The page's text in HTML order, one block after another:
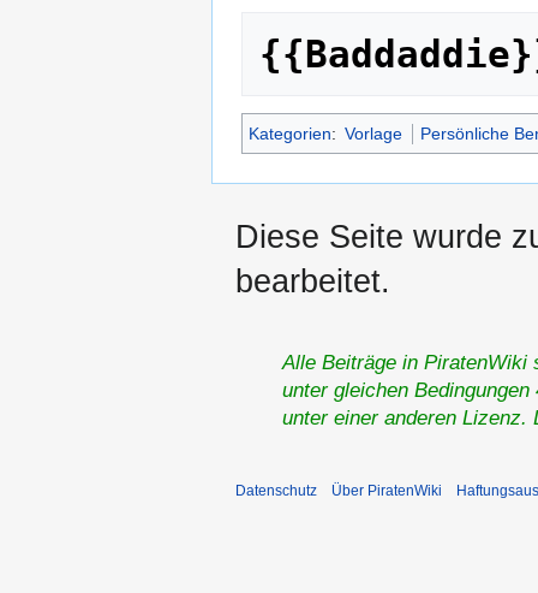
Kategorien: Vorlage Persönliche
Diese Seite wurde
bearbeitet.
Alle Beiträge in PiratenWiki
unter gleichen
unter einer anderen
Datenschutz Über PiratenWiki